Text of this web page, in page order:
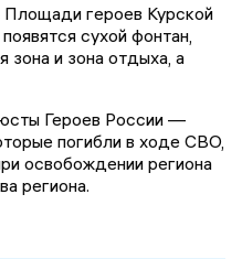
героев Курской
сухой фонтан,
зона и зона отдыха, а
Героев России —
погибли в ходе СВО,
освобождении региона
региона.